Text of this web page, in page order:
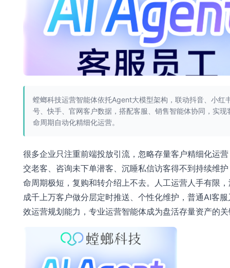
螳螂科技运营智能体依托Agent大模型架构，联动抖音、小红
号、快手、官网客户数据，搭配客服、销售智能体协同，实现
命周期自动化精细化运营。
很多企业只注重前端投放引流，忽略存量客户精细化运
交老客、咨询未下单潜客、沉睡私信访客得不到持续维
命周期极短，复购和转介绍上不去。人工运营人手有限
成千上万客户做分层定时推送、个性化维护，普通AI客
效运营规划能力，专业运营智能体成为盘活存量资产的